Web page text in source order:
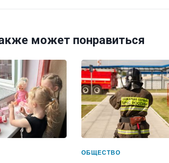
может понравиться
ОБЩЕСТВО